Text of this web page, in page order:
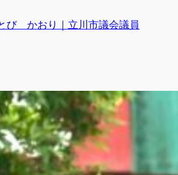
び かおり｜立川市議会議員